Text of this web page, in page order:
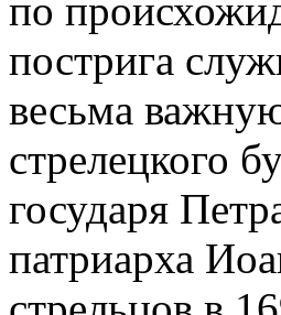
по
пострига
весьма
стрелецкого
государя
патриарха